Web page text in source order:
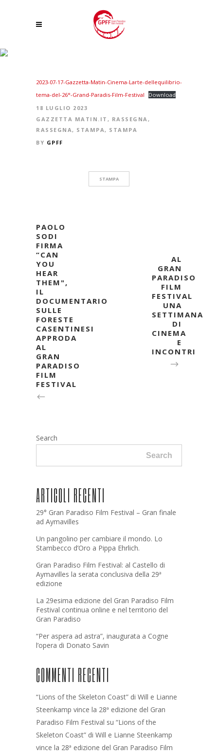
2023-07-17-Gazzetta-Matin-Cinema-Larte-dellequilibrio-
tema-del-26°-Grand-Paradis-Film-Festival
Download
18 LUGLIO 2023
GAZZETTA MATIN.IT , RASSEGNA,
RASSEGNA, STAMPA, STAMPA
BY GPFF
STAMPA
PAOLO
SODI
FIRMA
“CAN
YOU
HEAR
THEM",
IL
DOCUMENTARIO
SULLE
FORESTE
CASENTINESI
APPRODA
AL
GRAN
PARADISO
FILM
FESTIVAL
AL
GRAN
PARADISO
FILM
FESTIVAL
UNA
SETTIMANA
DI
CINEMA
E
INCONTRI
Search
Search
ARTICOLI RECENTI
29° Gran Paradiso Film Festival – Gran finale
ad Aymavilles
Un pangolino per cambiare il mondo. Lo
Stambecco d’Oro a Pippa Ehrlich.
Gran Paradiso Film Festival: al Castello di
Aymavilles la serata conclusiva della 29ª
edizione
La 29esima edizione del Gran Paradiso Film
Festival continua online e nel territorio del
Gran Paradiso
“Per aspera ad astra”, inaugurata a Cogne
l’opera di Donato Savin
COMMENTI RECENTI
“Lions of the Skeleton Coast” di Will e Lianne
Steenkamp vince la 28ª edizione del Gran
Paradiso Film Festival su “Lions of the
Skeleton Coast” di Will e Lianne Steenkamp
vince la 28ª edizione del Gran Paradiso Film